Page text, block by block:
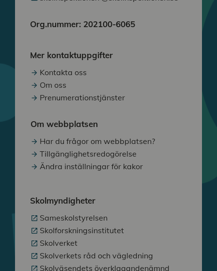
Org.nummer: 202100-6065
Mer kontaktuppgifter
Kontakta oss
Om oss
Prenumerationstjänster
Om webbplatsen
Har du frågor om webbplatsen?
Tillgänglighetsredogörelse
Ändra inställningar för kakor
Skolmyndigheter
Sameskolstyrelsen
Skolforskningsinstitutet
Skolverket
Skolverkets råd och vägledning
Skolväsendets överklagandenämnd